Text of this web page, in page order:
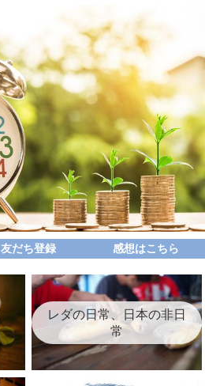
友だち登録 感想はこちら
レダの日常、日本の非日
常